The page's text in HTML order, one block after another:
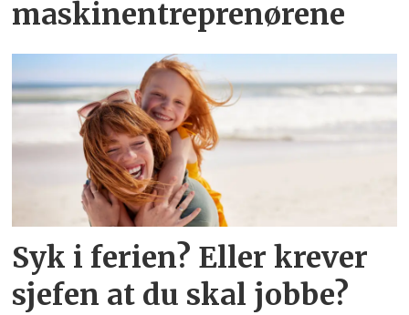
maskinentreprenørene
Syk i ferien? Eller krever
sjefen at du skal jobbe?